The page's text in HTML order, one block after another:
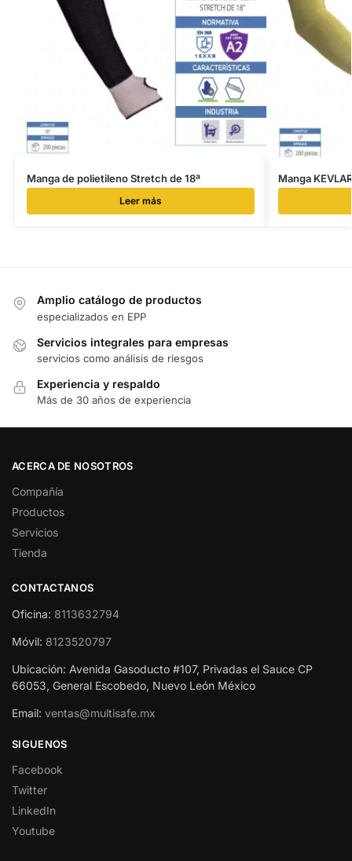
Manga de polietileno Stretch de 18ª
Leer más
Manga
Amplio catálogo de productos
especializados en EPP
Servicios integrales para empresas
servicios como análisis de riesgos
Experiencia y respaldo
Más de 30 años de experiencia
ACERCA DE NOSOTROS
Compañía
Productos
Servicios
Tienda
CONTACTANOS
Oficina: 8113632794
Móvil: 8123520797
Ubicación: Avenida Gasoducto #107, Privadas el Sauce CP
66053, General Escobedo, Nuevo León México
Email: ventas@multisafe.mx
SIGUENOS
Facebook
Twitter
LinkedIn
Youtube